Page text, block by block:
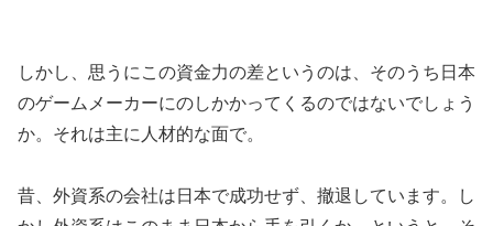
しかし、思うにこの資金力の差というのは、そのうち日本
のゲームメーカーにのしかかってくるのではないでしょう
か。それは主に人材的な面で。
昔、外資系の会社は日本で成功せず、撤退しています。し